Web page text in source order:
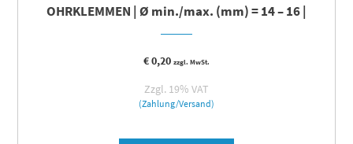
OHRKLEMMEN | Ø min./max. (mm) = 14 – 16 |
€0,20 zzgl. MwSt.
Zzgl. 19% VAT
(Zahlung/Versand)